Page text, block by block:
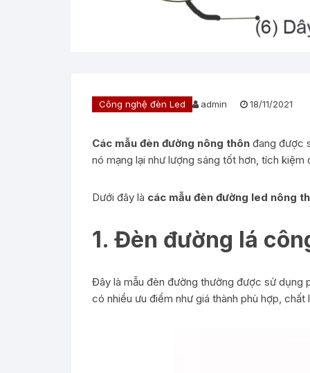
Công nghệ đèn Led admin 18/11/2021
Các mẫu đèn đường nông thôn đang được
nó mạng lại như lượng sáng tốt hơn, tích
Dưới đây là các mẫu đèn đường led nông
1. Đèn đường lá
Đây là mẫu đèn đường thường được sử dụng
có nhiều ưu điểm như giá thành phù hợp,